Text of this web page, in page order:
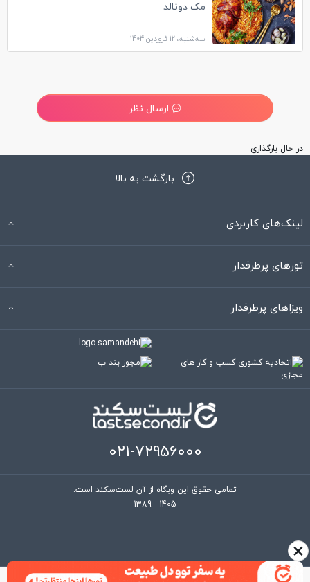
مک دونالد
سه‌شنبه، 12 فروردین 1404
در حال بارگذاری
×
بازگشت به بالا
لینک‌های کاربردی
تورهای پرطرفدار
ویزاهای پرطرفدار
021-72956000
تمامی حقوق این وبگاه از آنِ لست‌سکند است.
1389 - 1405